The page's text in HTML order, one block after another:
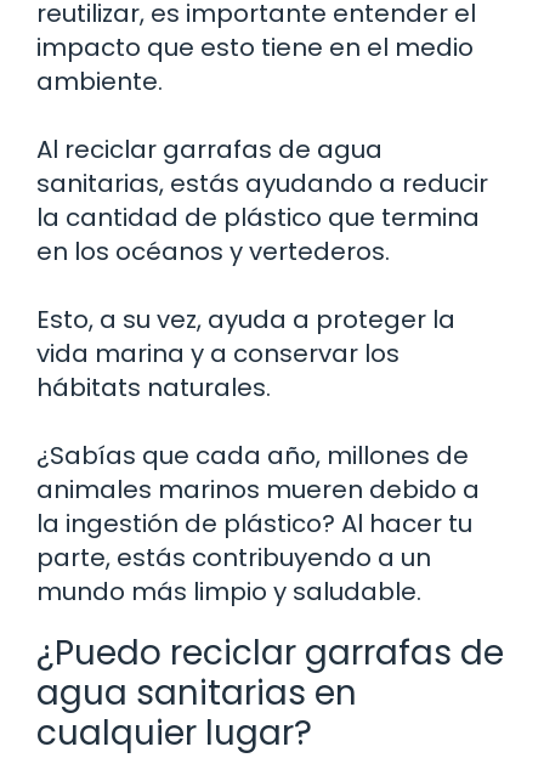
reutilizar, es importante entender el
impacto que esto tiene en el medio
ambiente.
Al reciclar garrafas de agua
sanitarias, estás ayudando a reducir
la cantidad de plástico que termina
en los océanos y vertederos.
Esto, a su vez, ayuda a proteger la
vida marina y a conservar los
hábitats naturales.
¿Sabías que cada año, millones de
animales marinos mueren debido a
la ingestión de plástico? Al hacer tu
parte, estás contribuyendo a un
mundo más limpio y saludable.
¿Puedo reciclar garrafas de
agua sanitarias en
cualquier lugar?